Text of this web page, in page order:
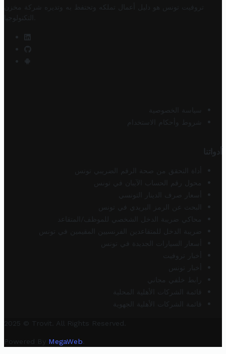
تروفيت تونس هو دليل أعمال تملكه وتحتفظ به وتديره
شركة مخزن
التكنولوجيا
سياسة الخصوصية
شروط وأحكام الاستخدام
أدواتنا
أداة التحقق من صحة الرقم الضريبي تونس
محول رقم الحساب الآيبان في تونس
أسعار صرف الدينار التونسي
البحث عن الرمز البريدي في تونس
محاكي ضريبة الدخل الشخصي للموظف/المتقاعد
ضريبة الدخل للمتقاعدين الفرنسيين المقيمين في تونس
أسعار السيارات الجديدة في تونس
أخبار تروفيت
أخبار تونس
رابط خلفي مجاني
قائمة الشركات الأهلية المحلية
قائمة الشركات الأهلية الجهوية
2025 © Trovit. All Rights Reserved.
Powered By MegaWeb